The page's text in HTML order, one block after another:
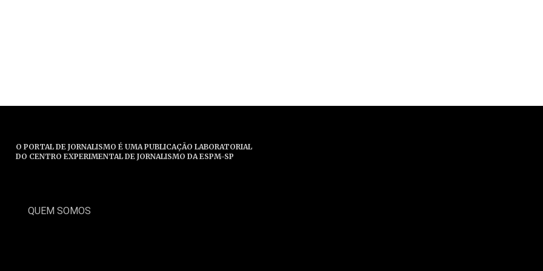
O PORTAL DE JORNALISMO É UMA PUBLICAÇÃO LABORATORIAL
DO CENTRO EXPERIMENTAL DE JORNALISMO DA ESPM-SP
QUEM SOMOS